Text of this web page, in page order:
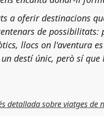
a oferir destinacions
de
llocs on l'aventura
destí únic, però sí
detallada sobre viatges de